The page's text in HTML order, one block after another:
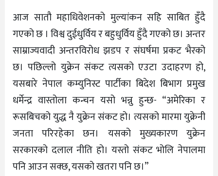
आज सातौ महाधिवेशनको मुल्यांकन सहि साबित हुँदै
गएको छ । विश्व दुईधुर्विय र बहुधुर्विय हुँदै गएको छ। अन्तर
साम्राज्यवादी अन्तरविरोध झडप र संघर्षमा प्रकट भैरको
छ। पछिल्लो युक्रेन संकट त्यसको एउटा उदाहरण हो,
यसबारे नेपाल कम्युनिस्ट पार्टीका बिदेश बिभाग प्रमुख
धर्मेन्द्र वास्तोला कन्चन यसो भन्नु हुन्छ- “अमेरिका र
रूसबिचको युद्ध नै युक्रेन संकट हो। त्यसको मारमा युक्रेनी
जनता परिरहेका छन। यसको मुख्यकारण युक्रेन
सरकारको दलाल नीति हो। यस्तो संकट भोलि नेपालमा
पनि आउन सक्छ, यसको खतरा पनि छ।”